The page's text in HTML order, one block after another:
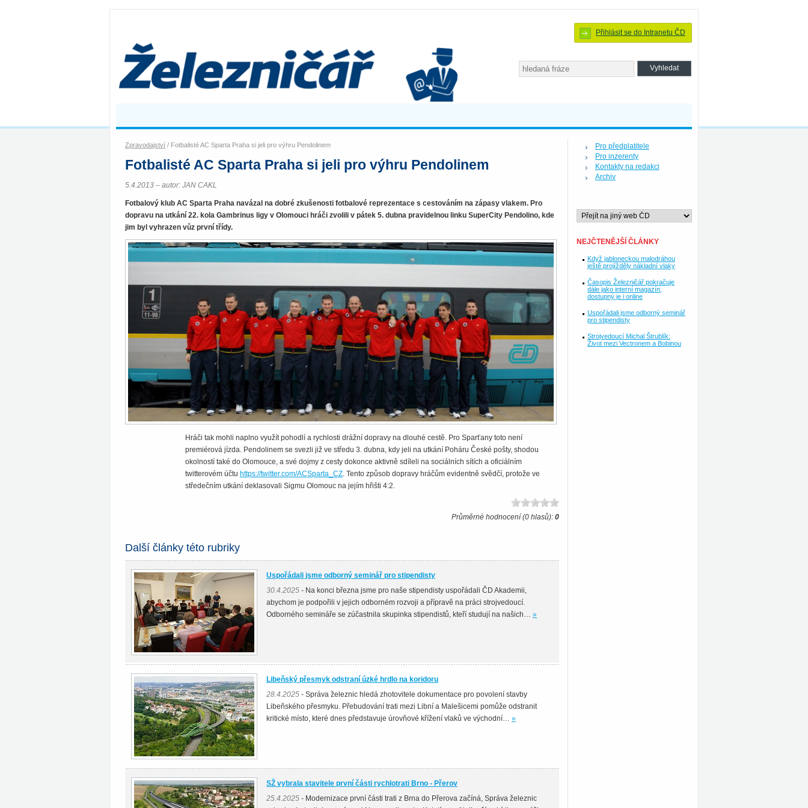
Přihlásit se do Intranetu ČD
Zpravodajství / Fotbalisté AC Sparta Praha si jeli pro výhru Pendolinem
Fotbalisté AC Sparta Praha si jeli pro výhru Pendolinem
5.4.2013 – autor: JAN CAKL
Fotbalový klub AC Sparta Praha navázal na dobré zkušenosti fotbalové reprezentace s cestováním na zápasy vlakem. Pro
dopravu na utkání 22. kola Gambrinus ligy v Olomouci hráči zvolili v pátek 5. dubna pravidelnou linku SuperCity Pendolino, kde
jim byl vyhrazen vůz první třídy.
Hráči tak mohli naplno využít pohodlí a rychlosti drážní dopravy na dlouhé cestě. Pro Sparťany toto není
premiérová jízda. Pendolinem se svezli již ve středu 3. dubna, kdy jeli na utkání Poháru České pošty, shodou
okolností také do Olomouce, a své dojmy z cesty dokonce aktivně sdíleli na sociálních sítích a oficiálním
twitterovém účtu https://twitter.com/ACSparta_CZ . Tento způsob dopravy hráčům evidentně svědčí, protože ve
středečním utkání deklasovali Sigmu Olomouc na jejím hřišti 4:2.
Průměrné hodnocení (0 hlasů): 0
Další články této rubriky
Uspořádali jsme odborný seminář pro stipendisty
30.4.2025 - Na konci března jsme pro naše stipendisty uspořádali ČD Akademii,
abychom je podpořili v jejich odborném rozvoji a přípravě na práci strojvedoucí.
Odborného semináře se zúčastnila skupinka stipendistů, kteří studují na našich… »
Libeňský přesmyk odstraní úzké hrdlo na koridoru
28.4.2025 - Správa železnic hledá zhotovitele dokumentace pro povolení stavby
Libeňského přesmyku. Přebudování trati mezi Libní a Malešicemi pomůže odstranit
kritické místo, které dnes představuje úrovňové křížení vlaků ve východní… »
SŽ vybrala stavitele první části rychlotrati Brno - Přerov
25.4.2025 - Modernizace první části trati z Brna do Přerova začíná, Správa železnic
Pro předplatitele
Pro inzerenty
Kontakty na redakci
Archiv
NEJČTENĚJŠÍ ČLÁNKY
Když jabloneckou malodráhou
ještě projížděly nákladní vlaky
Časopis Železničář pokračuje
dále jako interní magazín,
dostupný je i online
Uspořádali jsme odborný seminář
pro stipendisty
Strojvedoucí Michal Štrublík:
Život mezi Vectronem a Bobinou